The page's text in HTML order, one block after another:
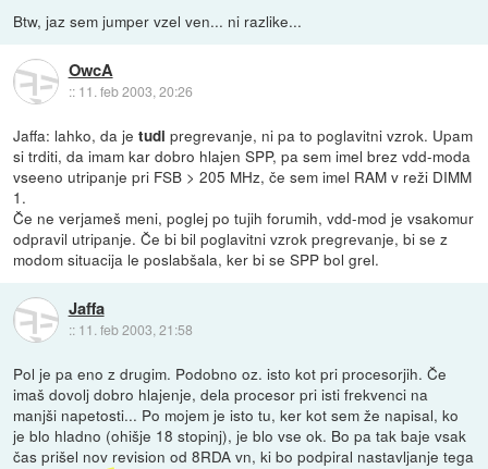
Btw, jaz sem jumper vzel ven... ni razlike...
OwcA
:: 11. feb 2003, 20:26
Jaffa: lahko, da jetudi pregrevanje, ni pa to poglavitni vzrok. Upam
si trditi, da imam kar dobro hlajen SPP, pa sem imel brez vdd-moda
vseeno utripanje pri FSB > 205 MHz, če sem imel RAM v reži DIMM
1.
Če ne verjameš meni, poglej po tujih forumih, vdd-mod je vsakomur
odpravil utripanje. Če bi bil poglavitni vzrok pregrevanje, bi se z
modom situacija le poslabšala, ker bi se SPP bol grel.
Jaffa
:: 11. feb 2003, 21:58
Pol je pa eno z drugim. Podobno oz. isto kot pri procesorjih. Če
imaš dovolj dobro hlajenje, dela procesor pri isti frekvenci na
manjši napetosti... Po mojem je isto tu, ker kot sem že napisal, ko
je blo hladno (ohišje 18 stopinj), je blo vse ok. Bo pa tak baje vsak
čas prišel nov revision od 8RDA vn, ki bo podpiral nastavljanje tega